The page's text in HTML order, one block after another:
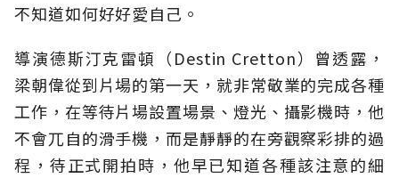
不知道如何好好愛自己。
導演德斯汀克雷頓（Destin Cretton）曾透露，
梁朝偉從到片場的第一天，就非常敬業的完成各種
工作，在等待片場設置場景、燈光、攝影機時，他
不會兀自的滑手機，而是靜靜的在旁觀察彩排的過
程，待正式開拍時，他早已知道各種該注意的細